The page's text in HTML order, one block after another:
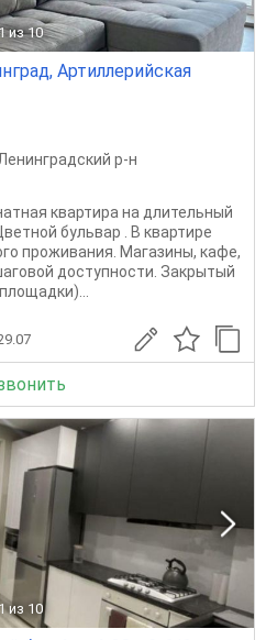
из 10
Артиллерийская
р-н
квартира на длительный
бульвар . В квартире
проживания. Магазины, кафе,
доступности. Закрытый
из 10